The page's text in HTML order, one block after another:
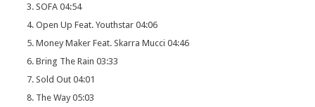
SOFA 04:54
Open Up Feat. Youthstar 04:06
Money Maker Feat. Skarra Mucci 04:46
Bring The Rain 03:33
Sold Out 04:01
The Way 05:03